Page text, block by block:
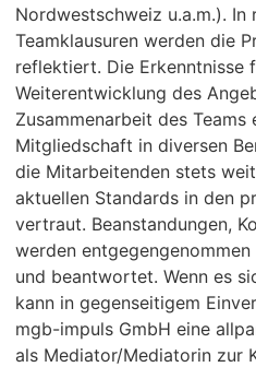
Nordwestschweiz u.a.m.). In
Teamklausuren werden die
reflektiert. Die Erkenntnisse
Weiterentwicklung des
Zusammenarbeit des Teams
Mitgliedschaft in diversen
die Mitarbeitenden stets
aktuellen Standards in den
vertraut. Beanstandungen,
werden
und beantwortet. Wenn es
kann in gegenseitigem
mgb-impuls GmbH eine
als Mediator/Mediatorin zur